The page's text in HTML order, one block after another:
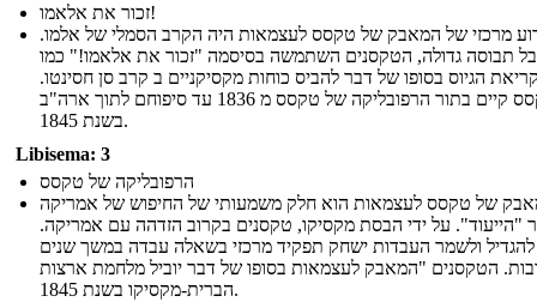
זכור את אלאמו!
מרכזי של המאבק של טקסס לעצמאות היה הקרב הסמלי של אלמו.
תבוסה גדולה, הטקסנים השתמשה בסיסמה "זכור את אלאמו!" כמו
הגיוס בסופו של דבר להביס כוחות מקסיקניים ב קרב סן חסינטו.
טקסס קיים בתור הרפובליקה של טקסס מ 1836 עד סיפוחם לתוך ארה"ב
בשנת 1845.
Libisema: 3
הרפובליקה של טקסס
של טקסס לעצמאות הוא חלק משמעותי של החיפוש של אמריקה
"הייעוד". על ידי הבסת מקסיקו, טקסנים בקרוב הזדהה עם אמריקה.
להגדיל ולשמר העבדות ישחק תפקיד מרכזי בשאלה עבדה במשך שנים
הטקסנים "המאבק לעצמאות בסופו של דבר יוביל מלחמת ארצות
הברית-מקסיקו בשנת 1845.